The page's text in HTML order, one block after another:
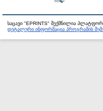
საცავი "EPRINTS" შექმნილია
დეტალური ინფორმაცია პროგრამის